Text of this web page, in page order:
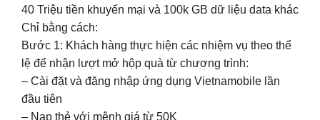
40 Triệu tiền khuyến mại và 100k GB dữ liệu data khác
Chỉ bằng cách:
Bước 1: Khách hàng thực hiện các nhiệm vụ theo thể
lệ để nhận lượt mở hộp quà từ chương trình:
– Cài đặt và đăng nhập ứng dụng Vietnamobile lần
đầu tiên
– Nạp thẻ với mệnh giá từ 50K